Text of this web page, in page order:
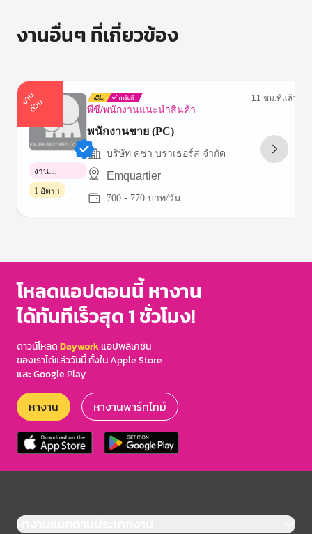
งานอื่นๆ ที่เกี่ยวข้อง
ง
า
น
ด่
ว
น พีซี/พนักงานแนะนำสินค้า
11 ชม.ที่แล้ว
พนักงานขาย (PC)
บริษัท คชา บราเธอร์ส จำกัด
Emquartier
700 - 770 บาท/วัน
งาน
พาร์ทไทม์
1 อัตรา
of
โหลดแอปตอนนี้ หางาน
ได้ทันทีเร็วสุด 1 ชั่วโมง!
ดาวน์โหลดDayworkแอปพลิเคชัน
ของเราได้แล้ววันนี้ ทั้งใน Apple Store
และ Google Play
หางาน หางานพาร์ทไทม์
หางานแยกตามประเภทงาน